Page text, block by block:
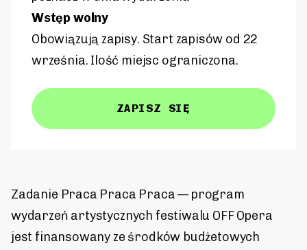
Wstęp wolny
Obowiązują zapisy. Start zapisów od 22
września. Ilość miejsc ograniczona.
ZAPISZ SIĘ
Zadanie Praca Praca Praca — program
wydarzeń artystycznych festiwalu OFF Opera
jest finansowany ze środków budżetowych